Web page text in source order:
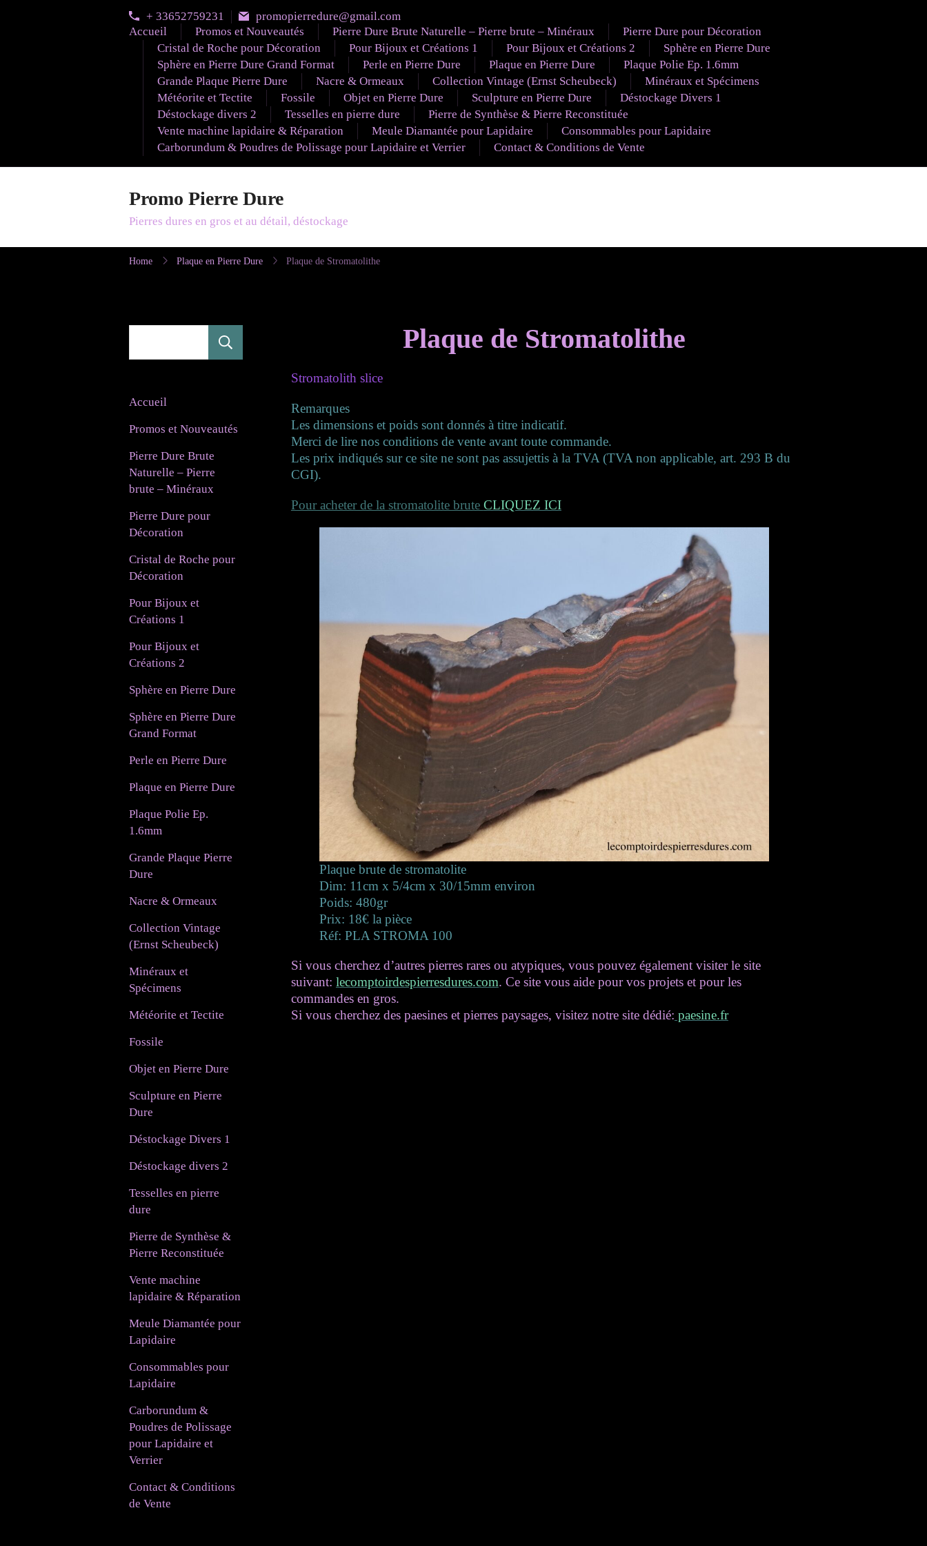
+ 33652759231
promopierredure@gmail.com
Accueil
Promos et Nouveautés Pierre Dure Brute Naturelle – Pierre brute – Minéraux
Pierre Dure pour Décoration
Cristal de Roche pour Décoration
Pour Bijoux et Créations 1 Pour Bijoux et Créations 2
Sphère en Pierre Dure
Sphère en Pierre Dure Grand Format
Perle en Pierre Dure Plaque en Pierre Dure
Plaque Polie Ep. 1.6mm
Grande Plaque Pierre Dure
Nacre & Ormeaux Collection Vintage (Ernst Scheubeck)
Minéraux et Spécimens
Météorite et Tectite
Fossile Objet en Pierre Dure Sculpture en Pierre Dure
Déstockage Divers 1
Déstockage divers 2
Tesselles en pierre dure
Pierre de Synthèse & Pierre Reconstituée
Vente machine lapidaire & Réparation
Meule Diamantée pour Lapidaire
Consommables pour Lapidaire
Carborundum & Poudres de Polissage pour Lapidaire et Verrier
Contact & Conditions de Vente
Promo Pierre Dure
Pierres dures en gros et au détail, déstockage
Home Plaque en Pierre Dure Plaque de Stromatolithe
Plaque de Stromatolithe
Stromatolith slice
Remarques
Les dimensions et poids sont donnés à titre indicatif.
Merci de lire nos conditions de vente avant toute commande.
Les prix indiqués sur ce site ne sont pas assujettis à la TVA (TVA non applicable, art. 293 B du
CGI).
Pour acheter de la stromatolite brute CLIQUEZ ICI
Plaque brute de stromatolite
Dim: 11cm x 5/4cm x 30/15mm environ
Poids: 480gr
Prix: 18€ la pièce
Réf: PLA STROMA 100
Si vous cherchez d’autres pierres rares ou atypiques, vous pouvez également visiter le site
suivant: lecomptoirdespierresdures.com. Ce site vous aide pour vos projets et pour les
commandes en gros.
Si vous cherchez des paesines et pierres paysages, visitez notre site dédié: paesine.fr
Accueil
Promos et Nouveautés
Pierre Dure Brute
Naturelle – Pierre
brute – Minéraux
Pierre Dure pour
Décoration
Cristal de Roche pour
Décoration
Pour Bijoux et
Créations 1
Pour Bijoux et
Créations 2
Sphère en Pierre Dure
Sphère en Pierre Dure
Grand Format
Perle en Pierre Dure
Plaque en Pierre Dure
Plaque Polie Ep.
1.6mm
Grande Plaque Pierre
Dure
Nacre & Ormeaux
Collection Vintage
(Ernst Scheubeck)
Minéraux et
Spécimens
Météorite et Tectite
Fossile
Objet en Pierre Dure
Sculpture en Pierre
Dure
Déstockage Divers 1
Déstockage divers 2
Tesselles en pierre
dure
Pierre de Synthèse &
Pierre Reconstituée
Vente machine
lapidaire & Réparation
Meule Diamantée pour
Lapidaire
Consommables pour
Lapidaire
Carborundum &
Poudres de Polissage
pour Lapidaire et
Verrier
Contact & Conditions
de Vente